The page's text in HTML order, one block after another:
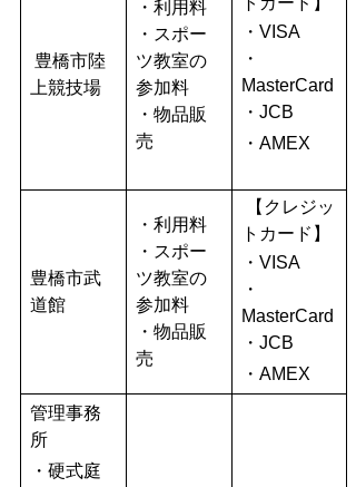
豊橋市陸
上競技場
・利用料
・スポー
ツ教室の
参加料
・物品販
売
・VISA
・
MasterCard
・JCB
・AMEX
豊橋市武
道館
・利用料
・スポー
ツ教室の
参加料
・物品販
売
【クレジッ
トカード】
・VISA
・
MasterCard
・JCB
・AMEX
管理事務
所
・硬式庭